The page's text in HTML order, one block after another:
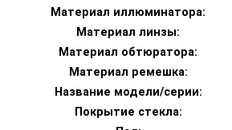
Материал иллюминатора:
Материал линзы:
Материал обтюратора:
Материал ремешка:
Название модели/серии:
Покрытие стекла: